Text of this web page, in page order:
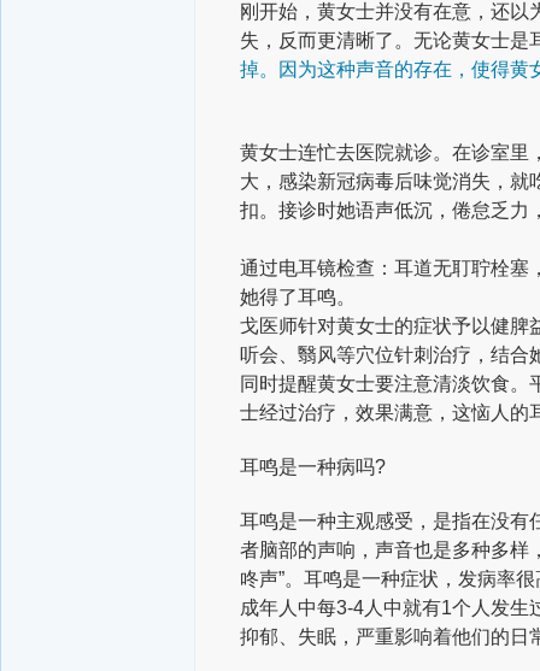
刚开始，黄女士并没有在意，还
失，反而更清晰了。无论黄女士是
掉。因为这种声音的存在，使得黄
黄女士连忙去医院就诊。在诊室里
大，感染新冠病毒后味觉消失，
扣。接诊时她语声低沉，倦怠乏力
通过电耳镜检查：耳道无耵聍栓塞
她得了耳鸣。
戈医师针对黄女士的症状予以健脾
听会、翳风等穴位针刺治疗，结
同时提醒黄女士要注意清淡饮食
士经过治疗，效果满意，这恼人的
耳鸣是一种病吗?
耳鸣是一种主观感受，是指在没有
者脑部的声响，声音也是多种多样
咚声”。耳鸣是一种症状，发病率很
成年人中每3-4人中就有1个人发
抑郁、失眠，严重影响着他们的日